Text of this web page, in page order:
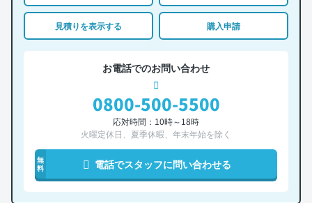
見積りを表示する 購入申請
お電話でのお問い合わせ
0800-500-5500
応対時間：10時～18時
火曜定休日、夏季休暇、年末年始を除く
無
料
電話でスタッフに問い合わせる